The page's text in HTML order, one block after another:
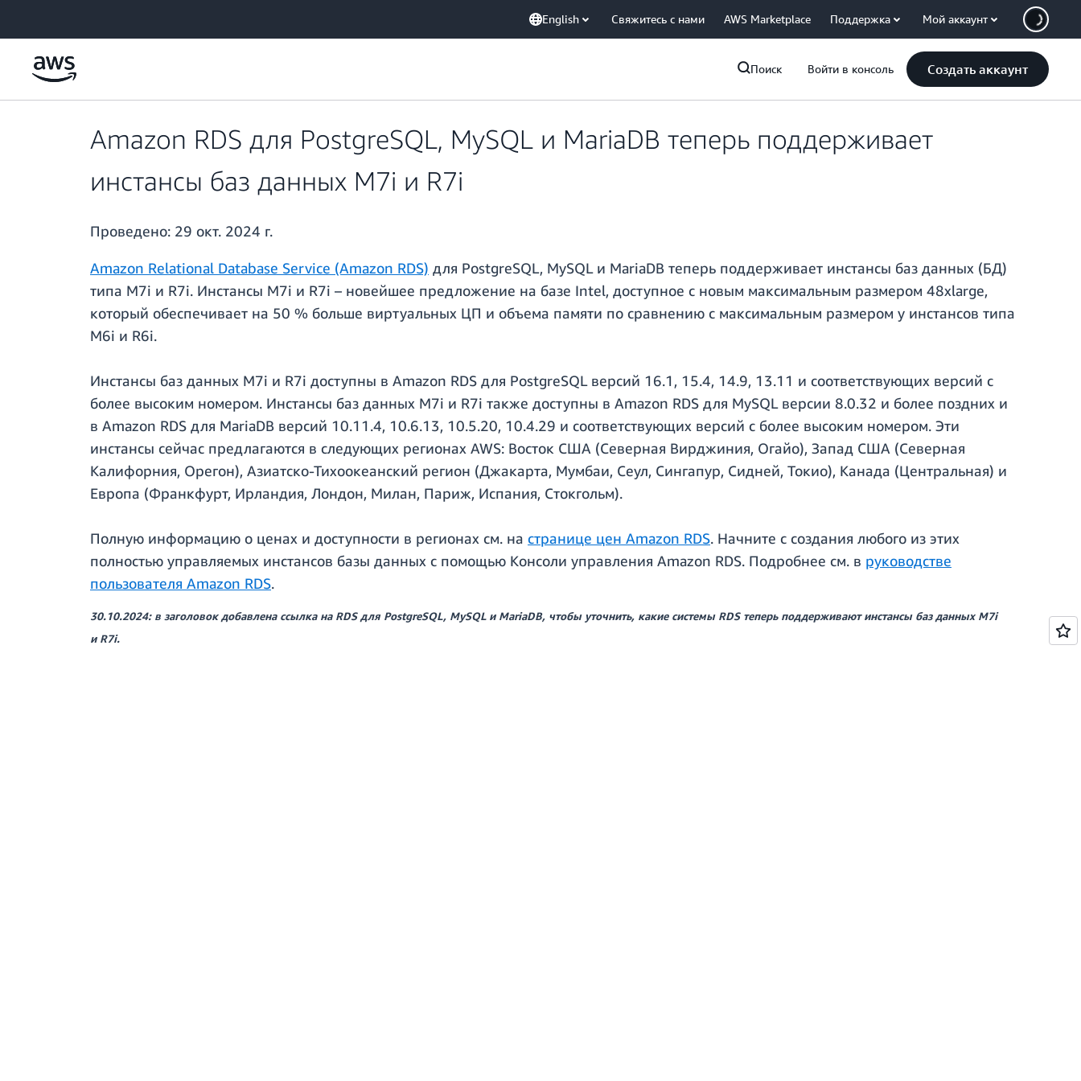
English Свяжитесь с нами AWS Marketplace Поддержка Мой аккаунт
Поиск Войти в консоль Создать аккаунт
Amazon RDS для PostgreSQL, MySQL и MariaDB теперь поддерживает
инстансы баз данных M7i и R7i
Проведено: 29 окт. 2024 г.
Amazon Relational Database Service (Amazon RDS) для PostgreSQL, MySQL и MariaDB теперь поддерживает инстансы баз данных (БД)
типа M7i и R7i. Инстансы M7i и R7i – новейшее предложение на базе Intel, доступное с новым максимальным размером 48xlarge,
который обеспечивает на 50 % больше виртуальных ЦП и объема памяти по сравнению с максимальным размером у инстансов типа
M6i и R6i.
Инстансы баз данных M7i и R7i доступны в Amazon RDS для PostgreSQL версий 16.1, 15.4, 14.9, 13.11 и соответствующих версий с
более высоким номером. Инстансы баз данных M7i и R7i также доступны в Amazon RDS для MySQL версии 8.0.32 и более поздних и
в Amazon RDS для MariaDB версий 10.11.4, 10.6.13, 10.5.20, 10.4.29 и соответствующих версий с более высоким номером. Эти
инстансы сейчас предлагаются в следующих регионах AWS: Восток США (Северная Вирджиния, Огайо), Запад США (Северная
Калифорния, Орегон), Азиатско-Тихоокеанский регион (Джакарта, Мумбаи, Сеул, Сингапур, Сидней, Токио), Канада (Центральная) и
Европа (Франкфурт, Ирландия, Лондон, Милан, Париж, Испания, Стокгольм).
Полную информацию о ценах и доступности в регионах см. на странице цен Amazon RDS. Начните с создания любого из этих
полностью управляемых инстансов базы данных с помощью Консоли управления Amazon RDS. Подробнее см. в руководстве
пользователя Amazon RDS.
30.10.2024: в заголовок добавлена ссылка на RDS для PostgreSQL, MySQL и MariaDB, чтобы уточнить, какие системы RDS теперь поддерживают инстансы баз данных M7i
и R7i.